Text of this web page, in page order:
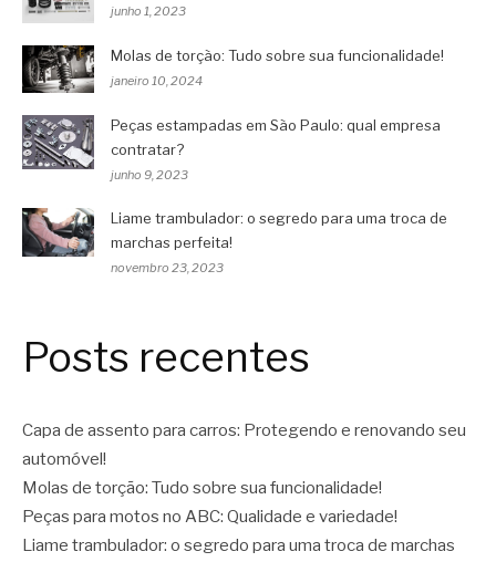
junho 1, 2023
Molas de torção: Tudo sobre sua funcionalidade!
janeiro 10, 2024
Peças estampadas em São Paulo: qual empresa
contratar?
junho 9, 2023
Liame trambulador: o segredo para uma troca de
marchas perfeita!
novembro 23, 2023
Posts recentes
Capa de assento para carros: Protegendo e renovando seu
automóvel!
Molas de torção: Tudo sobre sua funcionalidade!
Peças para motos no ABC: Qualidade e variedade!
Liame trambulador: o segredo para uma troca de marchas